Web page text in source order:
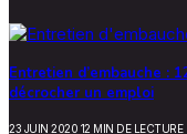
Entretien d’embauche :
décrocher un emploi
23 JUIN 2020 12 MIN DE LECTURE